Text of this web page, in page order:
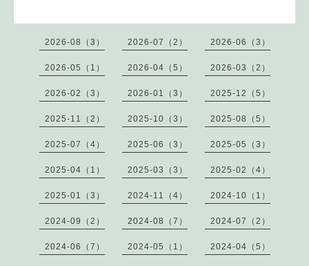
2026-08（3） 2026-07（2） 2026-06（3）
2026-05（1） 2026-04（5） 2026-03（2）
2026-02（3） 2026-01（3） 2025-12（5）
2025-11（2） 2025-10（3） 2025-08（5）
2025-07（4） 2025-06（3） 2025-05（3）
2025-04（1） 2025-03（3） 2025-02（4）
2025-01（3） 2024-11（4） 2024-10（1）
2024-09（2） 2024-08（7） 2024-07（2）
2024-06（7） 2024-05（1） 2024-04（5）